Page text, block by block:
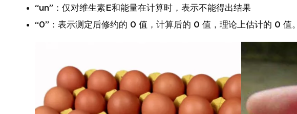
“un”：仅对维生素E和能量在计算时，表示不能得出结果
“0”：表示测定后修约的 0 值，计算后的 0 值，理论上估计的 0 值。